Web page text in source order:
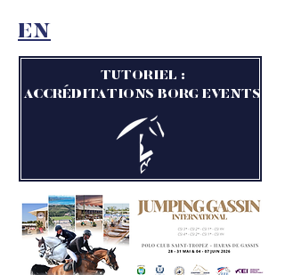
EN
TUTORIEL :
ACCRÉDITATIONS BORG EVENTS